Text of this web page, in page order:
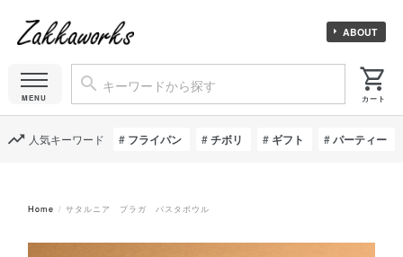
ABOUT
人気キーワード フライパン チボリ ギフト パーティー
Home サタルニア プラガ パスタボウル